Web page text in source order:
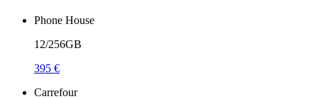
Phone House
12/256GB
395 €
Carrefour